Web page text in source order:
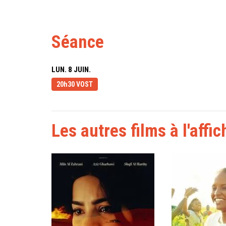
Séance
LUN. 8 JUIN.
20h30 VOST
Les autres films à